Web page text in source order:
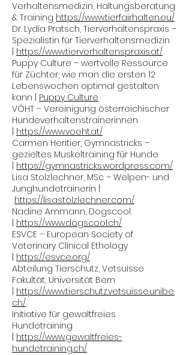
Verhaltensmedizin, Haltungsberatung
& Training https://www.tierfairhalten.eu/
Dr. Lydia Pratsch, Tierverhaltenspraxis –
Spezialistin für Tierverhaltensmedizin
https://www.tierverhaltenspraxis.at/
Puppy Culture – wertvolle Ressource
für Züchter, wie man die ersten 12
Lebenswochen optimal gestalten
kann | Puppy Culture
VÖHT – Vereinigung österreichischer
Hundeverhaltenstrainerinnen
https://www.voeht.at/
Carmen Heritier, Gymnastricks –
gezieltes Muskeltraining für Hunde
https://gymnastricks.wordpress.com/
Lisa Stolzlechner, MSc – Welpen- und
Junghundetrainerin |
https://lisastolzlechner.com/
Nadine Ammann, Dogscool
https://www.dogscool.ch/
ESVCE – European Society of
Veterinary Clinical Ethology
https://esvce.org/
Abteilung Tierschutz, Vetsuisse
Fakultät, Universität Bern
https://www.tierschutz.vetsuisse.unibe.
ch/
Initiative für gewaltfreies
Hundetraining
https://www.gewaltfreies-
hundetraining.ch/